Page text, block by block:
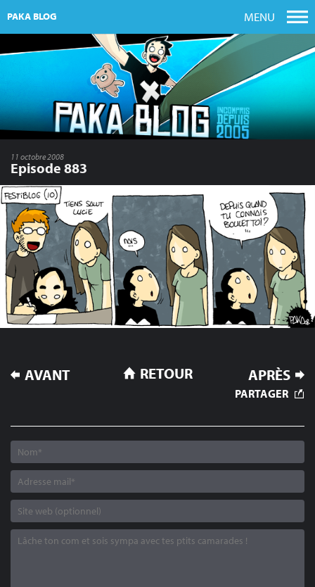
PAKA BLOG MENU
11 octobre 2008
Episode 883
NAVIGATION
DE
AVANT APRÈS
RETOUR
PARTAGER